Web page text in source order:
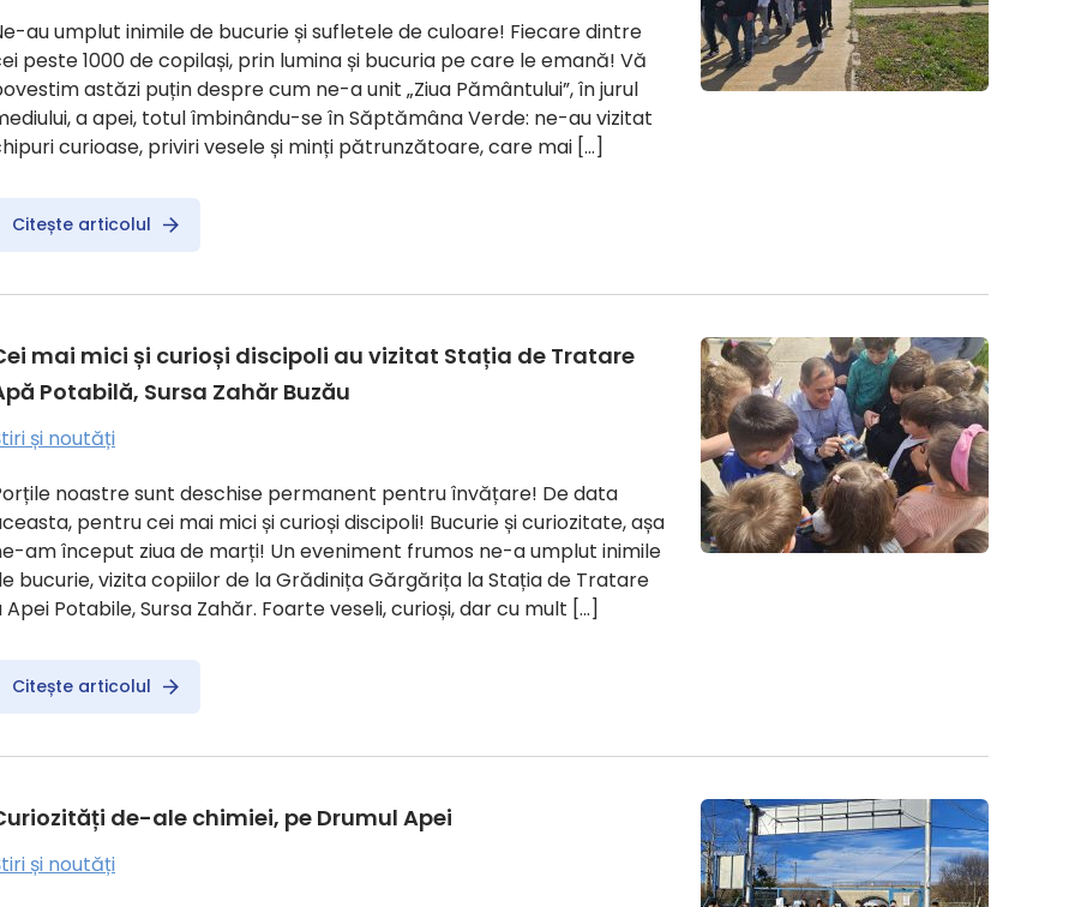
au umplut inimile de bucurie și sufletele de culoare! Fiecare dintre
peste 1000 de copilași, prin lumina și bucuria pe care le emană! Vă
astăzi puțin despre cum ne-a unit „Ziua Pământului”, în jurul
a apei, totul îmbinându-se în Săptămâna Verde: ne-au vizitat
curioase, priviri vesele și minți pătrunzătoare, care mai […]
Citește articolul
mai mici și curioși discipoli au vizitat Stația de Tratare
Potabilă, Sursa Zahăr Buzău
și noutăți
noastre sunt deschise permanent pentru învățare! De data
pentru cei mai mici și curioși discipoli! Bucurie și curiozitate, așa
am început ziua de marți! Un eveniment frumos ne-a umplut inimile
bucurie, vizita copiilor de la Grădinița Gărgărița la Stația de Tratare
Apei Potabile, Sursa Zahăr. Foarte veseli, curioși, dar cu mult […]
Citește articolul
de-ale chimiei, pe Drumul Apei
și noutăți